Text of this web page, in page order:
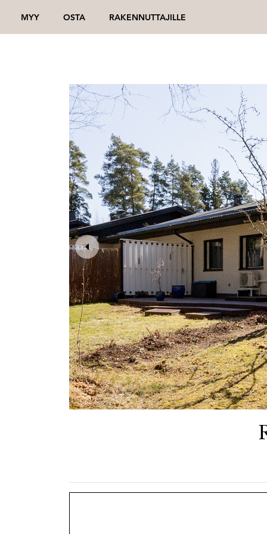
MYY OSTA RAKENNUTTAJILLE